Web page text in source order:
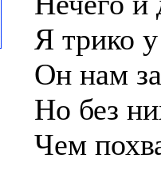
Я трико
Он нам
Но без
Чем